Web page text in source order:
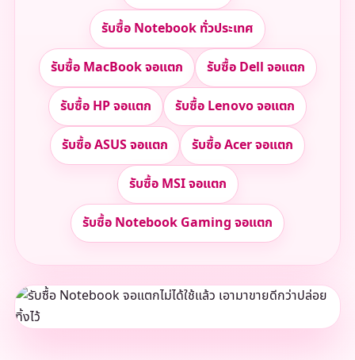
รับซื้อ Notebook ทั่วประเทศ
รับซื้อ MacBook จอแตก รับซื้อ Dell จอแตก
รับซื้อ HP จอแตก รับซื้อ Lenovo จอแตก
รับซื้อ ASUS จอแตก รับซื้อ Acer จอแตก
รับซื้อ MSI จอแตก
รับซื้อ Notebook Gaming จอแตก